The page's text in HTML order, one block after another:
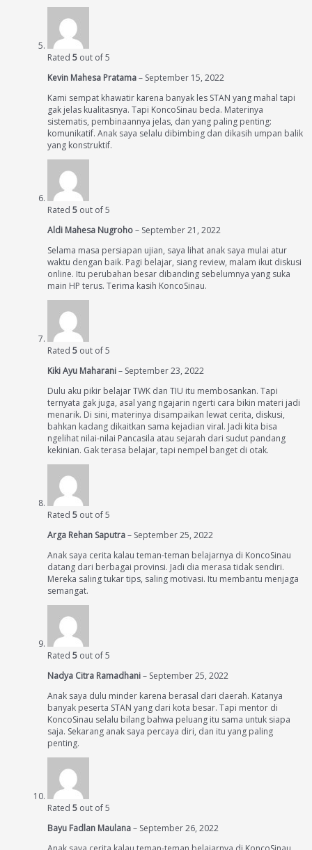
Rated 5 out of 5
Kevin Mahesa Pratama– September 15, 2022
Kami sempat khawatir karena banyak les STAN yang mahal tapi
gak jelas kualitasnya. Tapi KoncoSinau beda. Materinya
sistematis, pembinaannya jelas, dan yang paling penting:
komunikatif. Anak saya selalu dibimbing dan dikasih umpan balik
yang konstruktif.
Rated 5 out of 5
Aldi Mahesa Nugroho– September 21, 2022
Selama masa persiapan ujian, saya lihat anak saya mulai atur
waktu dengan baik. Pagi belajar, siang review, malam ikut diskusi
online. Itu perubahan besar dibanding sebelumnya yang suka
main HP terus. Terima kasih KoncoSinau.
Rated 5 out of 5
Kiki Ayu Maharani– September 23, 2022
Dulu aku pikir belajar TWK dan TIU itu membosankan. Tapi
ternyata gak juga, asal yang ngajarin ngerti cara bikin materi jadi
menarik. Di sini, materinya disampaikan lewat cerita, diskusi,
bahkan kadang dikaitkan sama kejadian viral. Jadi kita bisa
ngelihat nilai-nilai Pancasila atau sejarah dari sudut pandang
kekinian. Gak terasa belajar, tapi nempel banget di otak.
Rated 5 out of 5
Arga Rehan Saputra– September 25, 2022
Anak saya cerita kalau teman-teman belajarnya di KoncoSinau
datang dari berbagai provinsi. Jadi dia merasa tidak sendiri.
Mereka saling tukar tips, saling motivasi. Itu membantu menjaga
semangat.
Rated 5 out of 5
Nadya Citra Ramadhani– September 25, 2022
Anak saya dulu minder karena berasal dari daerah. Katanya
banyak peserta STAN yang dari kota besar. Tapi mentor di
KoncoSinau selalu bilang bahwa peluang itu sama untuk siapa
saja. Sekarang anak saya percaya diri, dan itu yang paling
penting.
Rated 5 out of 5
Bayu Fadlan Maulana– September 26, 2022